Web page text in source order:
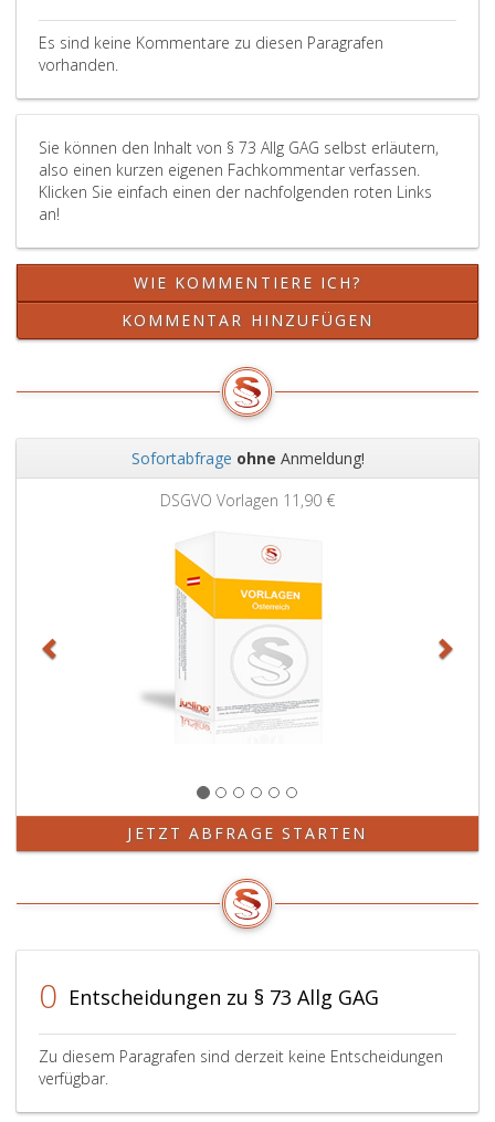
Es sind keine Kommentare zu diesen Paragrafen
vorhanden.
Sie können den Inhalt von § 73 Allg GAG selbst erläutern,
also einen kurzen eigenen Fachkommentar verfassen.
Klicken Sie einfach einen der nachfolgenden roten Links
an!
WIE KOMMENTIERE ICH?
KOMMENTAR HINZUFÜGEN
Sofortabfrage ohne Anmeldung!
DSGVO Vorlagen 11,90 €
JETZT ABFRAGE STARTEN
0 Entscheidungen zu § 73 Allg GAG
Zu diesem Paragrafen sind derzeit keine Entscheidungen
verfügbar.